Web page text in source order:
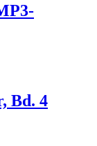
Bd. 4